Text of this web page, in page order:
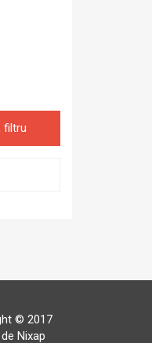
filtru
© 2017
Nixap